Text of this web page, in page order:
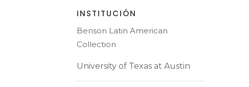
INSTITUCIÓN
Benson Latin American
Collection
University of Texas at Austin